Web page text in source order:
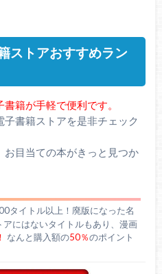
ストアおすすめラン
籍が手軽で便利です。
書籍ストアを是非チェック
目当ての本がきっと見つか
タイトル以上！廃版になった名
にはないタイトルもあり、漫画
なんと購入額の50％のポイント